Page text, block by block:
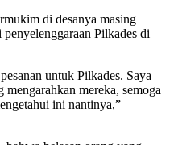
di desanya masing
Pilkades di
untuk Pilkades. Saya
mereka, semoga
ini nantinya,”